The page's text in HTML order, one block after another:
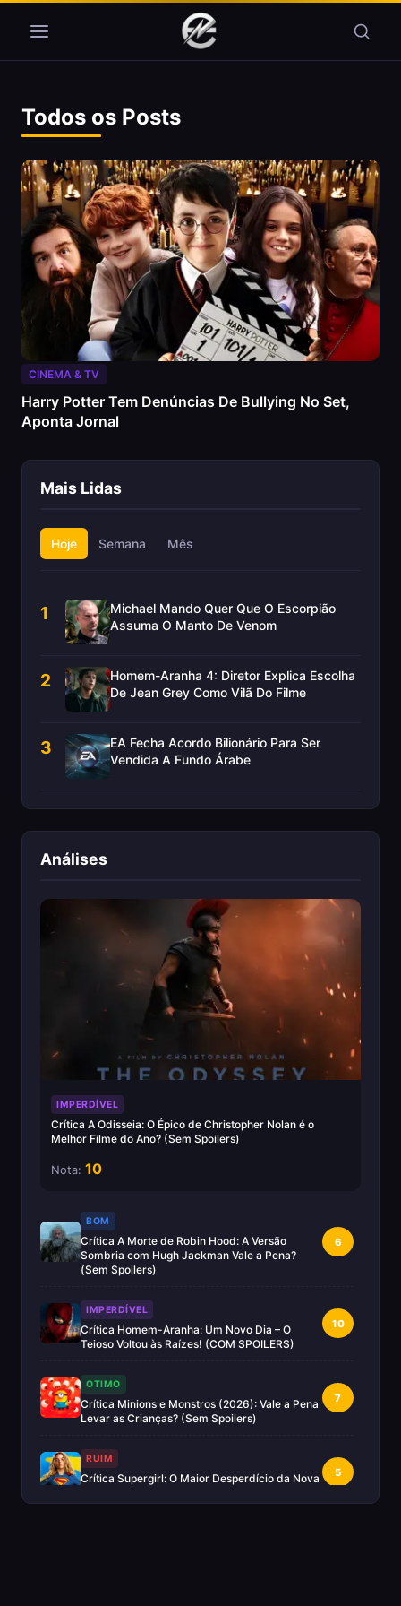
Todos os Posts
CINEMA & TV
Harry Potter Tem Denúncias De Bullying No Set,
Aponta Jornal
Mais Lidas
Hoje Semana Mês
1
Michael Mando Quer Que O Escorpião
Assuma O Manto De Venom
2
Homem-Aranha 4: Diretor Explica Escolha
De Jean Grey Como Vilã Do Filme
3
EA Fecha Acordo Bilionário Para Ser
Vendida A Fundo Árabe
Análises
IMPERDÍVEL
Crítica A Odisseia: O Épico de Christopher Nolan é o
Melhor Filme do Ano? (Sem Spoilers)
Nota: 10
BOM
Crítica A Morte de Robin Hood: A Versão
Sombria com Hugh Jackman Vale a Pena?
(Sem Spoilers)
6
IMPERDÍVEL
Crítica Homem-Aranha: Um Novo Dia – O
Teioso Voltou às Raízes! (COM SPOILERS)
10
OTIMO
Crítica Minions e Monstros (2026): Vale a Pena
Levar as Crianças? (Sem Spoilers)
7
RUIM
Crítica Supergirl: O Maior Desperdício da Nova
5